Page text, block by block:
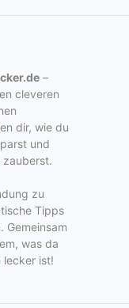
–
cleveren
dir, wie du
und
zu
Tipps
Gemeinsam
was da
lecker ist!